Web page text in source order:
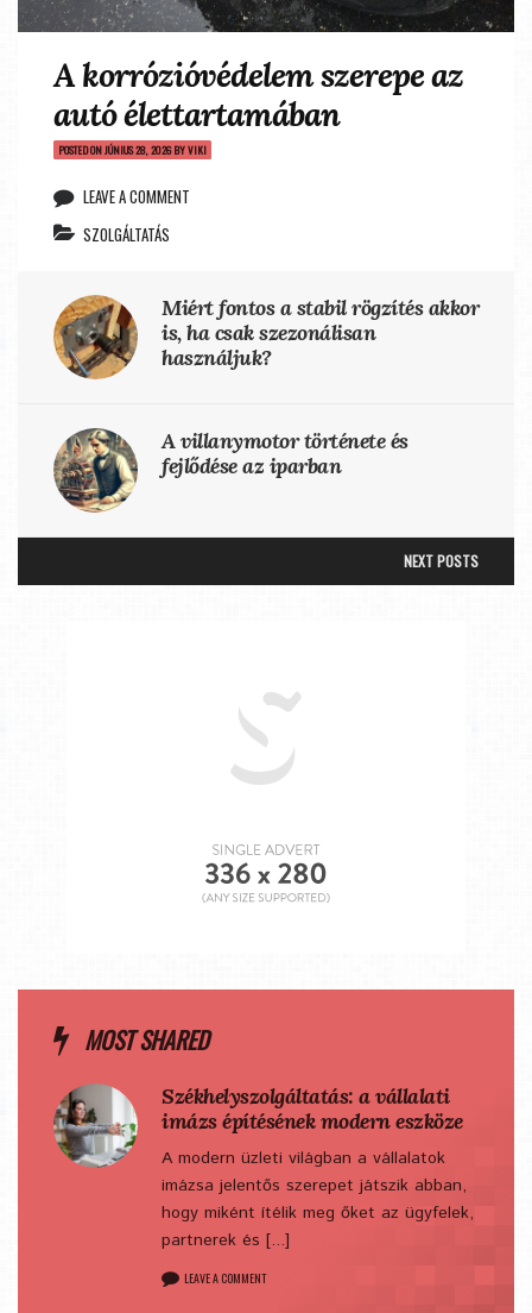
A korrózióvédelem szerepe az
autó élettartamában
POSTED ONJÚNIUS 28, 2026BYVIKI
LEAVE A COMMENT
SZOLGÁLTATÁS
Miért fontos a stabil rögzítés akkor
is, ha csak szezonálisan
használjuk?
A villanymotor története és
fejlődése az iparban
NEXT POSTS
MOST SHARED
Székhelyszolgáltatás: a vállalati
imázs építésének modern eszköze
A modern üzleti világban a vállalatok
imázsa jelentős szerepet játszik abban,
hogy miként ítélik meg őket az ügyfelek,
partnerek és [...]
LEAVE A COMMENT